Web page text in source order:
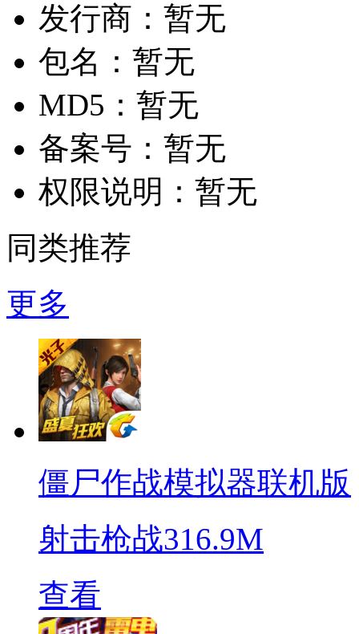
发行商： 暂无
包名： 暂无
MD5： 暂无
备案号： 暂无
权限说明： 暂无
同类推荐
更多
僵尸作战模拟器联机版
射击枪战316.9M
查看